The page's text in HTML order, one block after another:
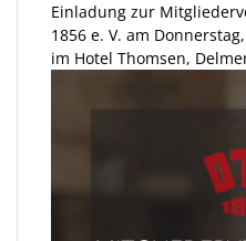
Einladung zur
1856 e. V. am
im Hotel Thomsen,